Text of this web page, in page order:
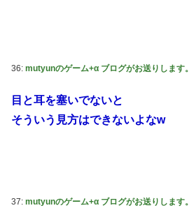
36: mutyunのゲーム+α ブログがお送りします。
目と耳を塞いでないと
そういう見方はできないよなw
37: mutyunのゲーム+α ブログがお送りします。